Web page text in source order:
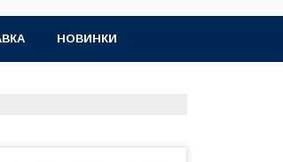
НОВИНКИ